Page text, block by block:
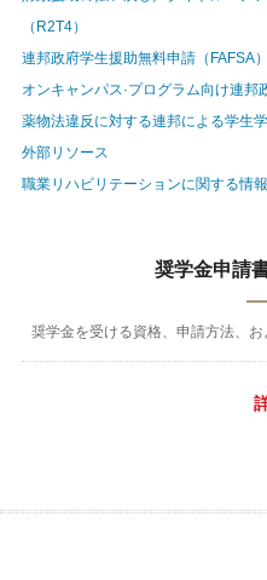
（R2T4）
連邦政府学生援助無料申請（FAFSA）
オンキャンパス·プログラム向け連邦
薬物法違反に対する連邦による学生
外部リソース
職業リハビリテーションに関する情
奨学金申請
奨学金を受ける資格、申請方法、